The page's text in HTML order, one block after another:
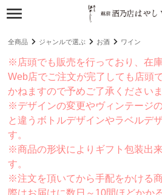
全商品 ジャンルで選ぶ お酒 ワイン
※店頭でも販売を行っており、在
Web店でご注文が完了しても店頭
かねますので予めご了承くださいま
※デザインの変更やヴィンテージ
と違うボトルデザインやラベルデ
す。
※商品の形状によりギフト包装出
す。
※注文を頂いてから手配をかける
際はお届けに数日～10間ほどかか